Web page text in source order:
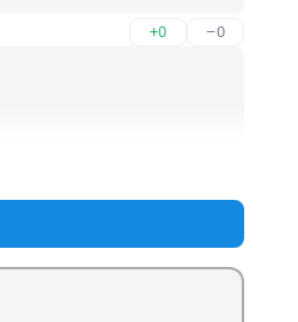
+0 –0